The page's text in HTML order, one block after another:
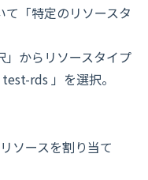
て「特定のリソースタ
」からリソースタイプ
rds 」を選択。
ソースを割り当て